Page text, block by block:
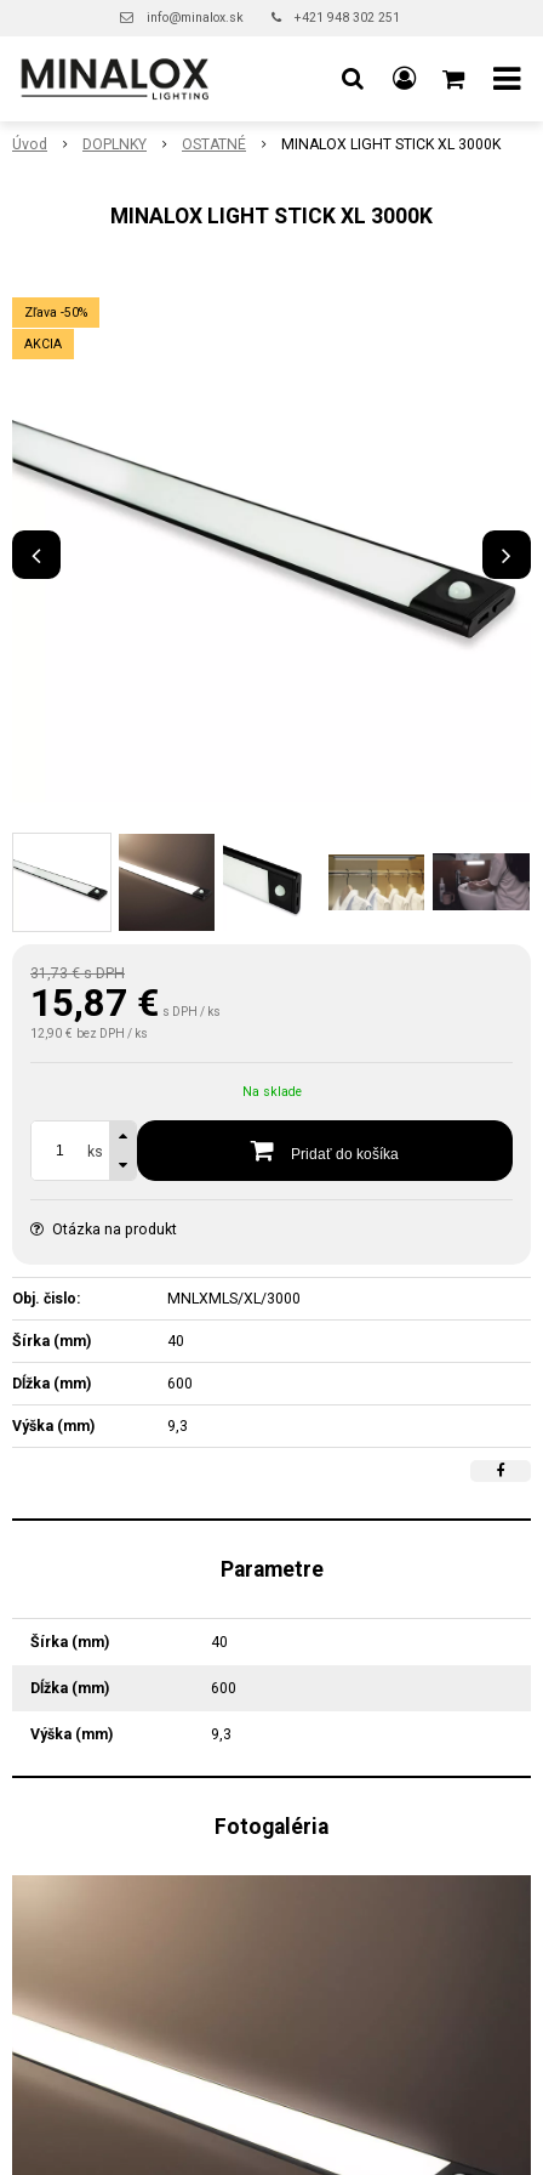
info@minalox.sk +421 948 302 251
Úvod DOPLNKY OSTATNÉ MINALOX LIGHT STICK XL 3000K
MINALOX LIGHT STICK XL 3000K
Zľava -50%
AKCIA
31,73 €s DPH
15,87 € s DPH / ks
12,90 € bez DPH / ks
Na sklade
ks Pridať do košíka
Otázka na produkt
Obj. čislo: MNLXMLS/XL/3000
Šírka (mm) 40
Dĺžka (mm) 600
Výška (mm) 9,3
Parametre
Šírka (mm) 40
Dĺžka (mm) 600
Výška (mm) 9,3
Fotogaléria